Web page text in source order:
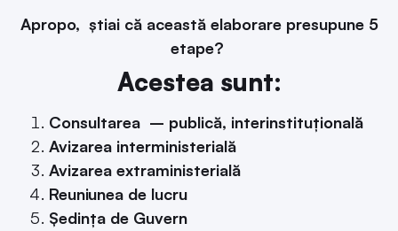
Apropo, știai că această elaborare presupune 5
etape?
Acestea sunt:
Consultarea – publică, interinstituțională
Avizarea interministerială
Avizarea extraministerială
Reuniunea de lucru
Ședința de Guvern